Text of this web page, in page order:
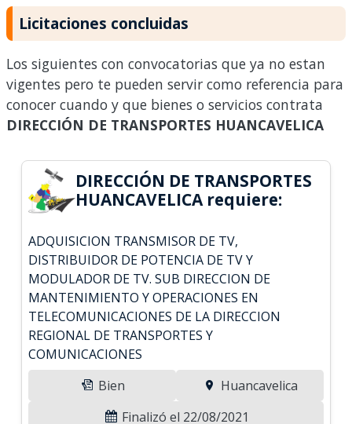
Licitaciones concluidas
Los siguientes con convocatorias que ya no estan
vigentes pero te pueden servir como referencia para
conocer cuando y que bienes o servicios contrata
DIRECCIÓN DE TRANSPORTES HUANCAVELICA
DIRECCIÓN DE TRANSPORTES
HUANCAVELICA requiere:
ADQUISICION TRANSMISOR DE TV,
DISTRIBUIDOR DE POTENCIA DE TV Y
MODULADOR DE TV. SUB DIRECCION DE
MANTENIMIENTO Y OPERACIONES EN
TELECOMUNICACIONES DE LA DIRECCION
REGIONAL DE TRANSPORTES Y
COMUNICACIONES
Bien
Huancavelica
Finalizó el 22/08/2021